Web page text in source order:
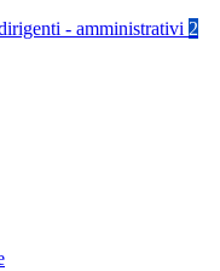
- amministrativi 2